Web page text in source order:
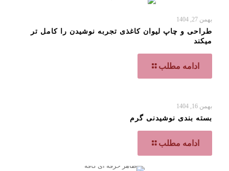
بهمن 27, 1404
طراحی و چاپ لیوان کاغذی تجربه نوشیدن را کامل تر
میکند
ادامه مطلب
بهمن 16, 1404
بسته بندی نوشیدنی گرم
ادامه مطلب